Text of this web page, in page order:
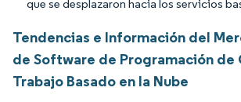
que se desplazaron hacia los servicios
Tendencias e Información del
de Software de Programación de
Trabajo Basado en la Nube